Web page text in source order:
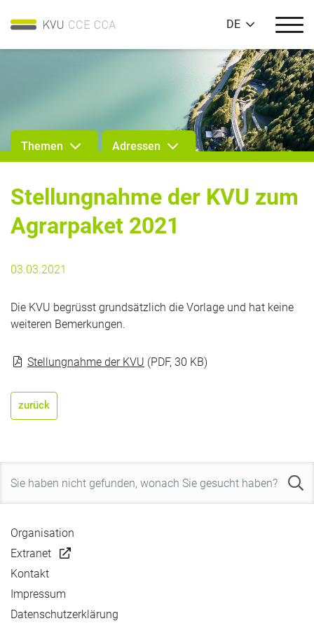
DE
Themen Adressen
Stellungnahme der KVU zum
Agrarpaket 2021
03.03.2021
Die KVU begrüsst grundsätzlich die Vorlage und hat keine
weiteren Bemerkungen.
Stellungnahme der KVU (PDF, 30 KB)
zurück
Organisation
Extranet
Kontakt
Impressum
Datenschutzerklärung